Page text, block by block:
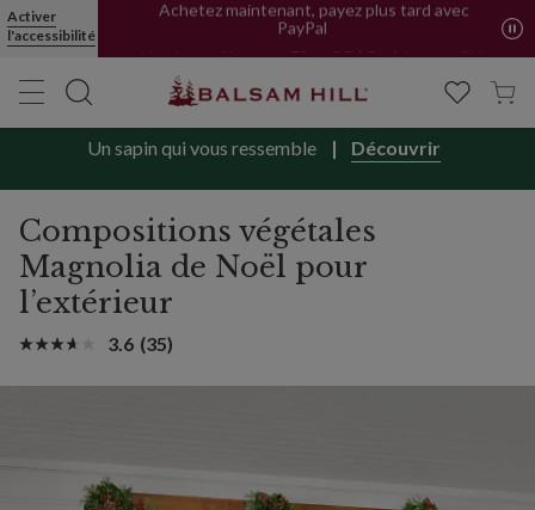
Activer
l'accessibilité
Achetez maintenant, payez plus tard avec
PayPal
Un sapin qui vous ressemble Découvrir
Compositions végétales
Magnolia de Noël pour
l’extérieur
3.6 (35)
Compositions végétales artificielles Magnolia de Noël pour